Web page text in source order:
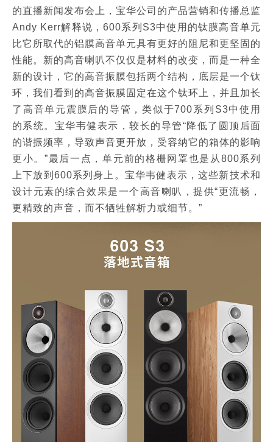
的直播新闻发布会上，宝华公司的产品营销和传播总监
Andy Kerr解释说，600系列S3中使用的钛膜高音单元
比它所取代的铝膜高音单元具有更好的阻尼和更坚固的
性能。新的高音喇叭不仅仅是材料的改变，而是一种全
新的设计，它的高音振膜包括两个结构，底层是一个钛
环，我们看到的高音振膜固定在这个钛环上，并且加长
了高音单元震膜后的导管，类似于700系列S3中使用
的系统。宝华韦健表示，较长的导管“降低了圆顶后面
的谐振频率，导致声音更开放，受容纳它的箱体的影响
更小。”最后一点，单元前的格栅网罩也是从800系列
上下放到600系列身上。宝华韦健表示，这些新技术和
设计元素的综合效果是一个高音喇叭，提供“更流畅，
更精致的声音，而不牺牲解析力或细节。”